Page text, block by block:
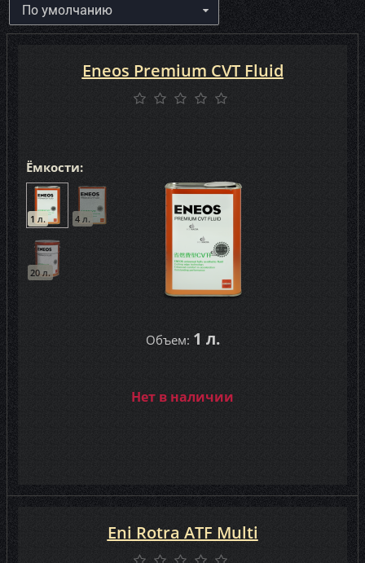
Mitasu (7)
Mitsubishi (13)
Mobil (14)
Mobil (USA) (4)
Motul (17)
Neste (8)
Shell (18)
Subaru (5)
Suprotec (1)
Ёмкости:
1 л. 4 л.
20 л.
Объем: 1 л.
Eneos Premium CVT Fluid
Нет в наличии
Eni Rotra ATF Multi